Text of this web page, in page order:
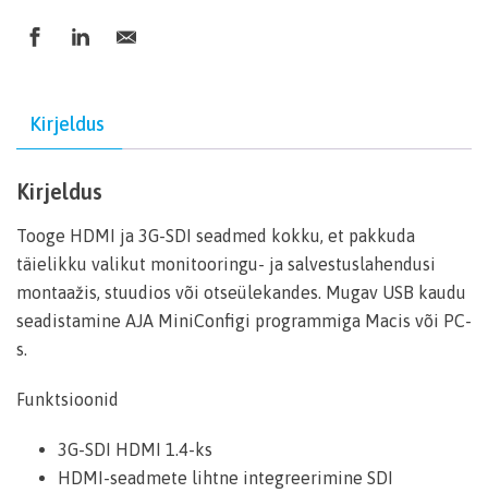
Kirjeldus
Kirjeldus
Tooge HDMI ja 3G-SDI seadmed kokku, et pakkuda
täielikku valikut monitooringu- ja salvestuslahendusi
montaažis, stuudios või otseülekandes. Mugav USB kaudu
seadistamine AJA MiniConfigi programmiga Macis või PC-
s.
Funktsioonid
3G-SDI HDMI 1.4-ks
HDMI-seadmete lihtne integreerimine SDI